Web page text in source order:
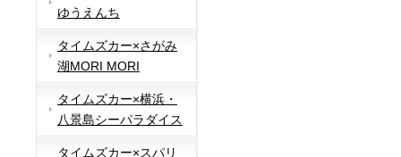
ゆうえんち
タイムズカー×さがみ
湖MORI MORI
タイムズカー×横浜・
八景島シーパラダイス
タイムズカー×スパリ